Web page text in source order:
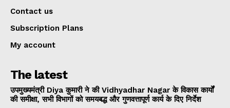
Contact us
Subscription Plans
My account
The latest
उपमुख्यमंत्री Diya कुमारी ने की Vidhyadhar Nagar के विकास कार्यों
की समीक्षा, सभी विभागों को समयबद्ध और गुणवत्तापूर्ण कार्य के दिए निर्देश